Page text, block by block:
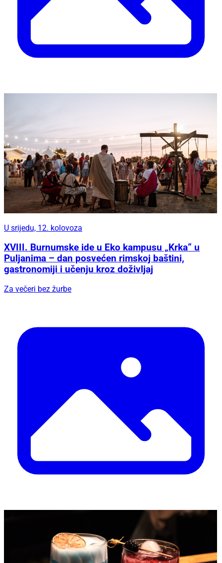
U srijedu, 12. kolovoza
XVIII. Burnumske ide u Eko kampusu „Krka“ u
Puljanima – dan posvećen rimskoj baštini,
gastronomiji i učenju kroz doživljaj
Za večeri bez žurbe